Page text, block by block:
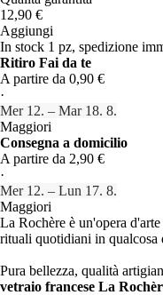
12,90 €
Aggiungi
In stock 1 pz, spedizione
Ritiro Fai da te
A partire da 0,90 €
·
Mer 12. – Mar 18. 8.
Maggiori
Consegna a domicilio
A partire da 2,90 €
·
Mer 12. – Lun 17. 8.
Maggiori
La Rochère è un'opera
rituali quotidiani in qualcosa
Pura bellezza, qualità
vetraio francese La